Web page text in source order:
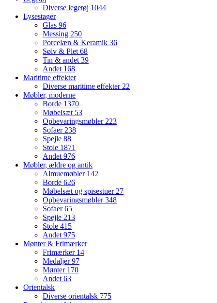
Diverse legetøj 1044
Lysestager
Glas 96
Messing 250
Porcelæn & Keramik 36
Sølv & Plet68
Tin & andet39
Andet 168
Maritime effekter
Diverse maritime effekter22
Møbler, moderne
Borde 1370
Møbelsæt 53
Opbevaringsmøbler223
Sofaer238
Spejle 88
Stole 1871
Andet976
Møbler, ældre og antik
Almuemøbler 142
Borde 626
Møbelsæt og spisestuer27
Opbevaringsmøbler348
Sofaer65
Spejle 213
Stole 415
Andet975
Mønter & Frimærker
Frimærker 14
Medaljer97
Mønter 170
Andet63
Orientalsk
Diverse orientalsk 775